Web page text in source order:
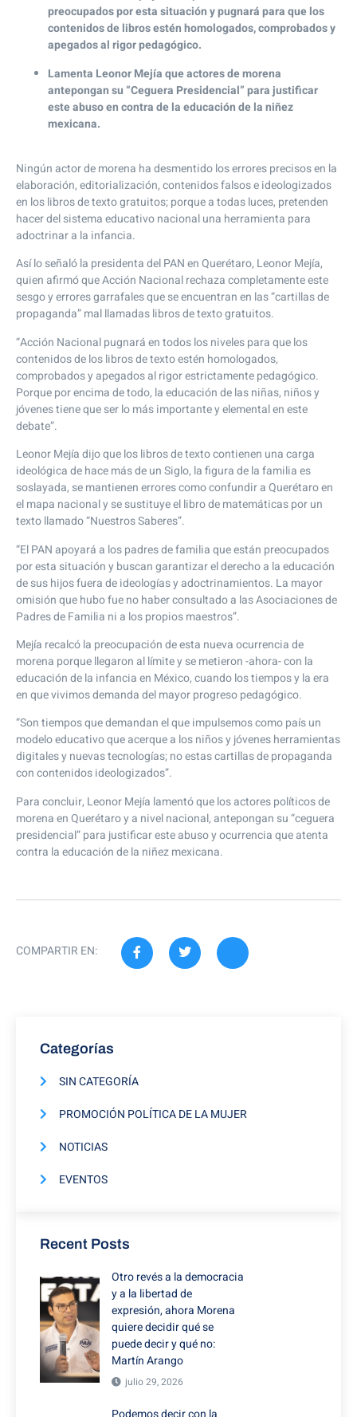
preocupados por esta situación y pugnará para que los
contenidos de libros estén homologados, comprobados y
apegados al rigor pedagógico.
Lamenta Leonor Mejía que actores de morena
antepongan su “Ceguera Presidencial” para justificar
este abuso en contra de la educación de la niñez
mexicana.
Ningún actor de morena ha desmentido los errores precisos en la
elaboración, editorialización, contenidos falsos e ideologizados
en los libros de texto gratuitos; porque a todas luces, pretenden
hacer del sistema educativo nacional una herramienta para
adoctrinar a la infancia.
Así lo señaló la presidenta del PAN en Querétaro, Leonor Mejía,
quien afirmó que Acción Nacional rechaza completamente este
sesgo y errores garrafales que se encuentran en las “cartillas de
propaganda” mal llamadas libros de texto gratuitos.
“Acción Nacional pugnará en todos los niveles para que los
contenidos de los libros de texto estén homologados,
comprobados y apegados al rigor estrictamente pedagógico.
Porque por encima de todo, la educación de las niñas, niños y
jóvenes tiene que ser lo más importante y elemental en este
debate”.
Leonor Mejía dijo que los libros de texto contienen una carga
ideológica de hace más de un Siglo, la figura de la familia es
soslayada, se mantienen errores como confundir a Querétaro en
el mapa nacional y se sustituye el libro de matemáticas por un
texto llamado “Nuestros Saberes”.
“El PAN apoyará a los padres de familia que están preocupados
por esta situación y buscan garantizar el derecho a la educación
de sus hijos fuera de ideologías y adoctrinamientos. La mayor
omisión que hubo fue no haber consultado a las Asociaciones de
Padres de Familia ni a los propios maestros”.
Mejía recalcó la preocupación de esta nueva ocurrencia de
morena porque llegaron al límite y se metieron -ahora- con la
educación de la infancia en México, cuando los tiempos y la era
en que vivimos demanda del mayor progreso pedagógico.
“Son tiempos que demandan el que impulsemos como país un
modelo educativo que acerque a los niños y jóvenes herramientas
digitales y nuevas tecnologías; no estas cartillas de propaganda
con contenidos ideologizados”.
Para concluir, Leonor Mejía lamentó que los actores políticos de
morena en Querétaro y a nivel nacional, antepongan su “ceguera
presidencial” para justificar este abuso y ocurrencia que atenta
contra la educación de la niñez mexicana.
COMPARTIR EN:
Categorías
SIN CATEGORÍA
PROMOCIÓN POLÍTICA DE LA MUJER
NOTICIAS
EVENTOS
Recent Posts
Otro revés a la democracia
y a la libertad de
expresión, ahora Morena
quiere decidir qué se
puede decir y qué no:
Martín Arango
julio 29, 2026